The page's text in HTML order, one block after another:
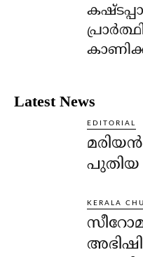
Latest News
EDITORIAL
പുതിയ
KERALA